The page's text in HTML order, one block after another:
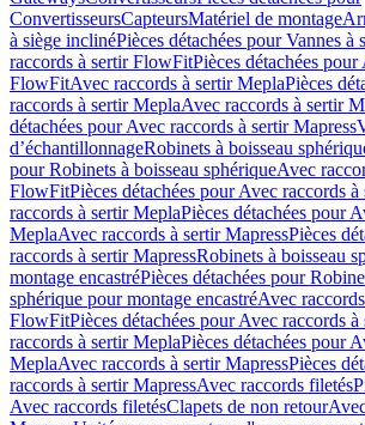
ConvertisseursCapteursMatériel de montage
à siège inclinéPièces détachées pour Vannes à
raccords à sertir FlowFitPièces détachées
FlowFitAvec raccords à sertir MeplaPièces
raccords à sertir MeplaAvec raccords à sertir
détachées pour Avec raccords à sertir Mapress
d’échantillonnageRobinets à boisseau
pour Robinets à boisseau sphériqueAvec
FlowFitPièces détachées pour Avec raccords
raccords à sertir MeplaPièces détachées pour
MeplaAvec raccords à sertir MapressPièces
raccords à sertir MapressRobinets à boisseau
montage encastréPièces détachées pour
sphérique pour montage encastréAvec
FlowFitPièces détachées pour Avec raccords
raccords à sertir MeplaPièces détachées pour
MeplaAvec raccords à sertir MapressPièces
raccords à sertir MapressAvec raccords filetés
Avec raccords filetésClapets de non retour